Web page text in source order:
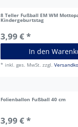
8 Teller Fußball EM WM
Kindergeburtstag
3,99 € *
In den
* inkl. ges. MwSt. zzgl.
Folienballon Fußball 40 cm
3,99 € *